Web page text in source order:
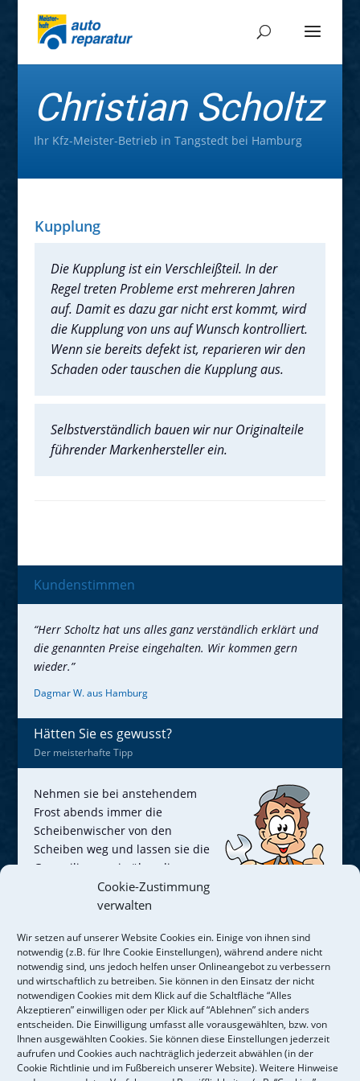
Cookie-Zustimmung
verwalten
Wir setzen auf unserer Website Cookies ein. Einige von ihnen sind
notwendig (z.B. für Ihre Cookie Einstellungen), während andere nicht
notwendig sind, uns jedoch helfen unser Onlineangebot zu verbessern
und wirtschaftlich zu betreiben. Sie können in den Einsatz der nicht
notwendigen Cookies mit dem Klick auf die Schaltfläche “Alles
Akzeptieren” einwilligen oder per Klick auf “Ablehnen” sich anders
entscheiden. Die Einwilligung umfasst alle vorausgewählten, bzw. von
Ihnen ausgewählten Cookies. Sie können diese Einstellungen jederzeit
aufrufen und Cookies auch nachträglich jederzeit abwählen (in der
Cookie Richtlinie und im Fußbereich unserer Website). Weitere Hinweise
Christian Scholtz
Ihr Kfz-Meister-Betrieb in Tangstedt bei Hamburg
Kupplung
Die Kupplung ist ein Verschleißteil. In der
Regel treten Probleme erst mehreren Jahren
auf. Damit es dazu gar nicht erst kommt, wird
die Kupplung von uns auf Wunsch kontrolliert.
Wenn sie bereits defekt ist, reparieren wir den
Schaden oder tauschen die Kupplung aus.
Selbstverständlich bauen wir nur Originalteile
führender Markenhersteller ein.
Kundenstimmen
“Herr Scholtz hat uns alles ganz verständlich erklärt und
die genannten Preise eingehalten. Wir kommen gern
wieder.”
Dagmar W. aus Hamburg
Hätten Sie es gewusst?
Der meisterhafte Tipp
Nehmen sie bei anstehendem
Frost abends immer die
Scheibenwischer von den
Scheiben weg und lassen sie die
Gummilippen nie über die
vereiste Scheibe kratzen, denn
dadurch können sie… Mehr
Jetzt dran denken
Eine optimal funktionierende Bremse ist wichtig für
die Fahrsicherheit! Die Bremsanlage besteht aus
vielen verschiedenen Komponenten wie
Bremsbelägen, -scheiben, -schläuchen oder -